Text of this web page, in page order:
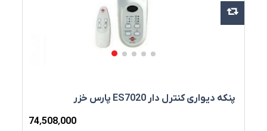
پنکه ديواری کنترل‌ دار ES7020 پارس خزر
74٬508٬000